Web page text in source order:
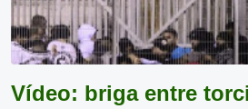
Vídeo: briga entre